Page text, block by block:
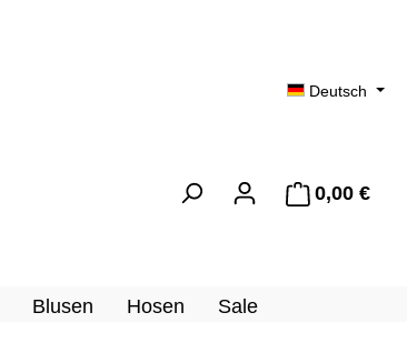
Deutsch
0,00 €
Blusen Hosen Sale